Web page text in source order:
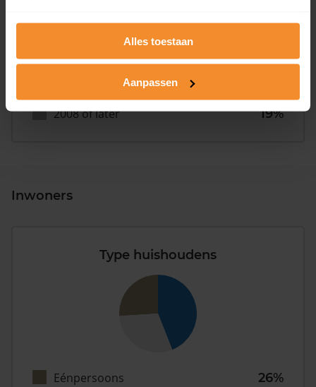
Alles toestaan
Aanpassen
1946 - 1980
43%
2008 of later
19%
Inwoners
Type huishoudens
Eénpersoons
26%